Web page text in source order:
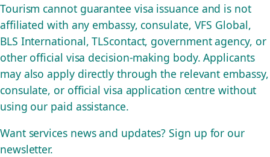
Tourism cannot guarantee visa issuance and is not
affiliated with any embassy, consulate, VFS Global,
BLS International, TLScontact, government agency, or
other official visa decision-making body. Applicants
may also apply directly through the relevant embassy,
consulate, or official visa application centre without
using our paid assistance.
Want services news and updates? Sign up for our
newsletter.